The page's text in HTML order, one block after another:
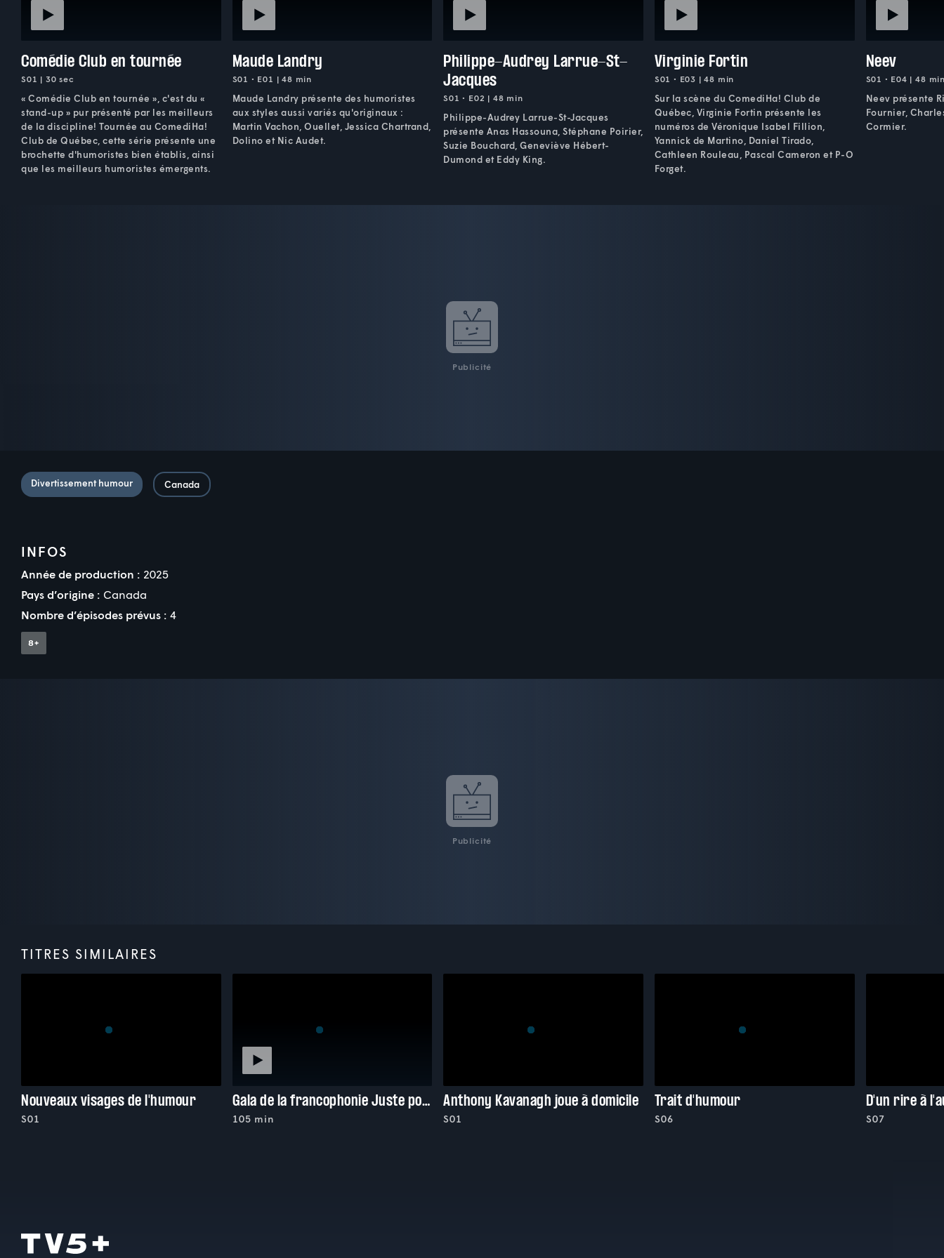
Comédie Club en tournée
S01 | 30 sec
« Comédie Club en tournée », c'est du «
stand-up » pur présenté par les meilleurs
de la discipline! Tournée au ComediHa!
Club de Québec, cette série présente une
brochette d'humoristes bien établis, ainsi
que les meilleurs humoristes émergents.
Maude Landry
S01 • E01 | 48 min
Maude Landry présente des humoristes
aux styles aussi variés qu'originaux :
Martin Vachon, Ouellet, Jessica Chartrand,
Dolino et Nic Audet.
Philippe-Audrey Larrue-St-
Jacques
S01 • E02 | 48 min
Philippe-Audrey Larrue-St-Jacques
présente Anas Hassouna, Stéphane Poirier,
Suzie Bouchard, Geneviève Hébert-
Dumond et Eddy King.
Virginie Fortin
S01 • E03 | 48 min
Sur la scène du ComediHa! Club de
Québec, Virginie Fortin présente les
numéros de Véronique Isabel Fillion,
Yannick de Martino, Daniel Tirado,
Cathleen Rouleau, Pascal Cameron et P-O
Forget.
Neev
S01 • E04 | 48
Neev présente
Fournier,
Cormier.
Publicité
Divertissement humour Canada
INFOS
Année de production : 2025
Pays d’origine : Canada
Nombre d’épisodes prévus : 4
Publicité
TITRES SIMILAIRES
Nouveaux visages de l'humour
S01
Gala de la francophonie Juste pour rire 2025
105 min
Anthony Kavanagh joue à domicile
S01
Trait d'humour
S06
D'un rire à
S07